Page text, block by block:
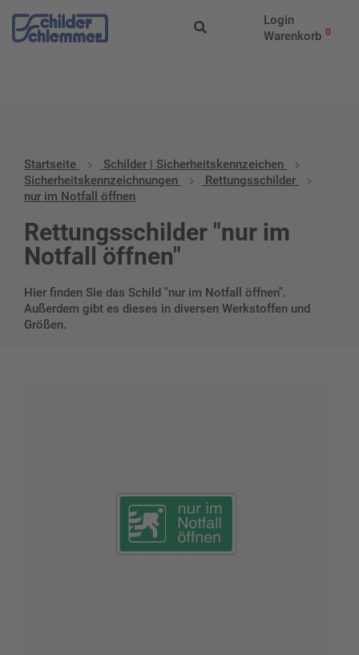
Login
Warenkorb 0
Sicherheitskennzeichen
Sicherheitskennzeichnungen/
im Notfall öffnen
Startseite
Schilder | Sicherheitskennzeichen
Sicherheitskennzeichnungen
Rettungsschilder
nur im Notfall öffnen
Rettungsschilder "nur im
Notfall öffnen"
Hier finden Sie das Schild "nur im Notfall öffnen".
Außerdem gibt es dieses in diversen Werkstoffen und
Größen.